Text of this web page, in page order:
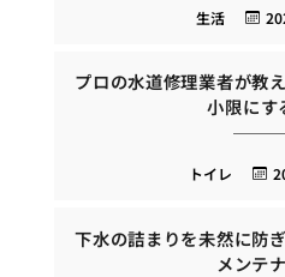
生活
プロの水道修理業者が教
小限にす
トイレ
下水の詰まりを未然に防
メンテ